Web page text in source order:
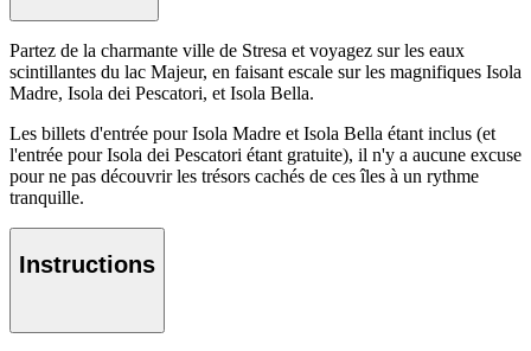
Partez de la charmante ville de Stresa et voyagez sur les eaux
scintillantes du lac Majeur, en faisant escale sur les magnifiques Isola
Madre, Isola dei Pescatori, et Isola Bella.
Les billets d'entrée pour Isola Madre et Isola Bella étant inclus (et
l'entrée pour Isola dei Pescatori étant gratuite), il n'y a aucune excuse
pour ne pas découvrir les trésors cachés de ces îles à un rythme
tranquille.
Instructions